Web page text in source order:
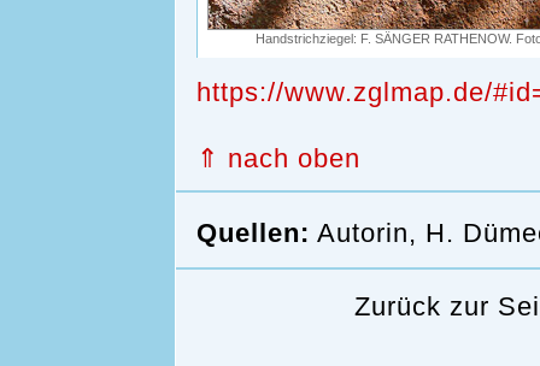
Handstrichziegel: F. SÄNGER RATHENOW.
https://www.zglmap.de/
⇑ nach oben
Quellen: Autorin, H.
Zurück zur